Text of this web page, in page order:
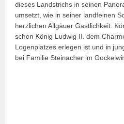
dieses Landstrichs in seinen
umsetzt, wie in seiner landfeinen
herzlichen Allgäuer Gastlichkeit.
schon König Ludwig II. dem
Logenplatzes erlegen ist und in
bei Familie Steinacher im